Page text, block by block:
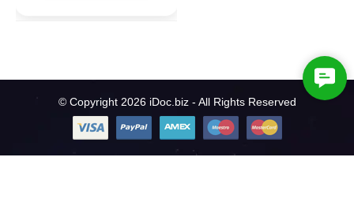
© Copyright 2026 iDoc.biz - All Rights Reserved
C
o